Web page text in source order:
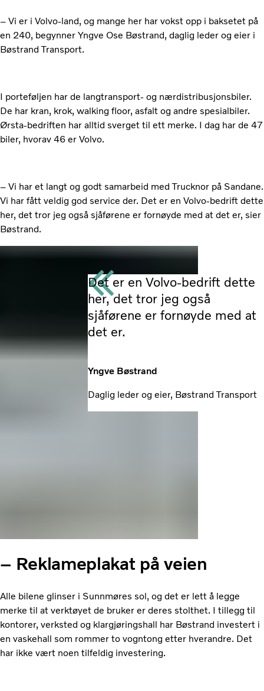
– Vi er i Volvo-land, og mange her har vokst opp i baksetet på
en 240, begynner Yngve Ose Bøstrand, daglig leder og eier i
Bøstrand Transport.
I porteføljen har de langtransport- og nærdistribusjonsbiler.
De har kran, krok, walking floor, asfalt og andre spesialbiler.
Ørsta-bedriften har alltid sverget til ett merke. I dag har de 47
biler, hvorav 46 er Volvo.
– Vi har et langt og godt samarbeid med Trucknor på Sandane.
Vi har fått veldig god service der. Det er en Volvo-bedrift dette
her, det tror jeg også sjåførene er fornøyde med at det er, sier
Bøstrand.
Det er en Volvo-bedrift dette
her, det tror jeg også
sjåførene er fornøyde med at
det er.
Yngve Bøstrand
Daglig leder og eier, Bøstrand Transport
– Reklameplakat på veien
Alle bilene glinser i Sunnmøres sol, og det er lett å legge
merke til at verktøyet de bruker er deres stolthet. I tillegg til
kontorer, verksted og klargjøringshall har Bøstrand investert i
en vaskehall som rommer to vogntong etter hverandre. Det
har ikke vært noen tilfeldig investering.